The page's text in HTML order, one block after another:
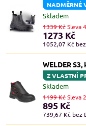
NADMĚRNÉ
Skladem
1273 Kč
1052,07 Kč
1339 KčSleva
WELDER
Z VLASTNÍ
Skladem
895 Kč
739,67 Kč bez
1199 KčSleva